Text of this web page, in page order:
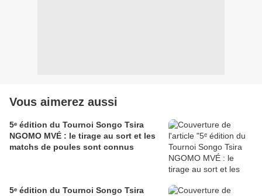
Vous aimerez aussi
5ᵉ édition du Tournoi Songo Tsira
NGOMO MVÉ : le tirage au sort et les
matchs de poules sont connus
5ᵉ édition du Tournoi Songo Tsira